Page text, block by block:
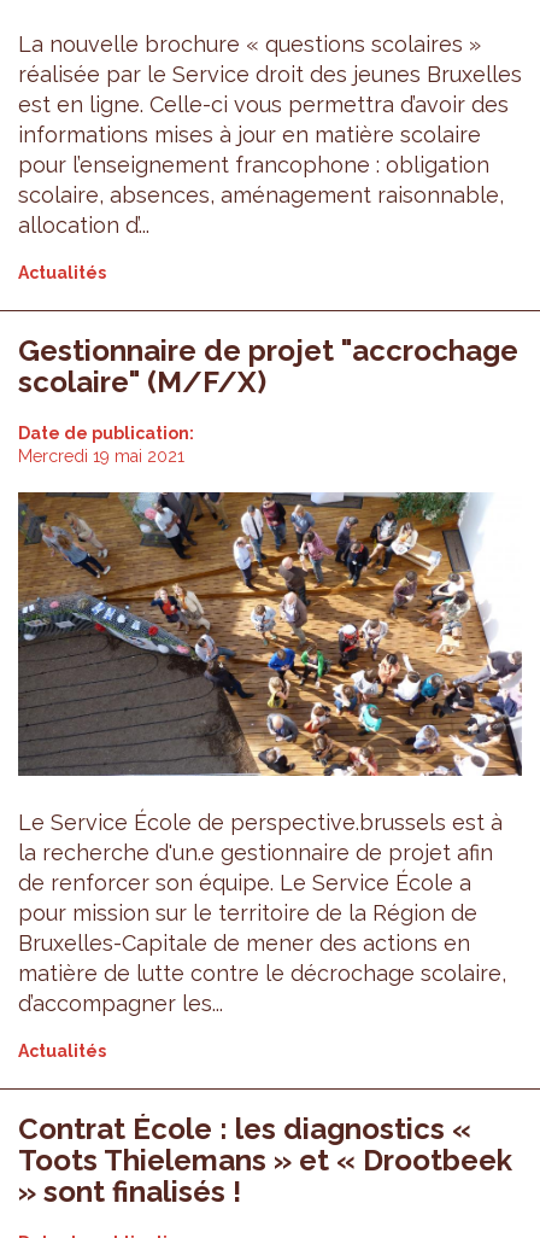
La nouvelle brochure « questions scolaires »
réalisée par le Service droit des jeunes Bruxelles
est en ligne. Celle-ci vous permettra d’avoir des
informations mises à jour en matière scolaire
pour l’enseignement francophone : obligation
scolaire, absences, aménagement raisonnable,
allocation d’...
Actualités
Gestionnaire de projet "accrochage
scolaire" (M/F/X)
Date de publication:
Mercredi 19 mai 2021
Le Service École de perspective.brussels est à
la recherche d'un.e gestionnaire de projet afin
de renforcer son équipe. Le Service École a
pour mission sur le territoire de la Région de
Bruxelles-Capitale de mener des actions en
matière de lutte contre le décrochage scolaire,
d’accompagner les...
Actualités
Contrat École : les diagnostics «
Toots Thielemans » et « Drootbeek
» sont finalisés !